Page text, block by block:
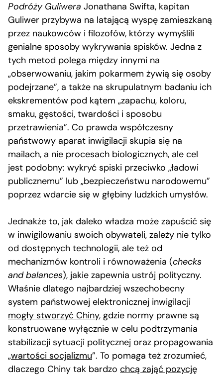
Podróży Guliwera Jonathana Swifta, kapitan
Guliwer przybywa na latającą wyspę zamieszkaną
przez naukowców i filozofów, którzy wymyślili
genialne sposoby wykrywania spisków. Jedna z
tych metod polega między innymi na
„obserwowaniu, jakim pokarmem żywią się osoby
podejrzane”, a także na skrupulatnym badaniu ich
ekskrementów pod kątem „zapachu, koloru,
smaku, gęstości, twardości i sposobu
przetrawienia”. Co prawda współczesny
państwowy aparat inwigilacji skupia się na
mailach, a nie procesach biologicznych, ale cel
jest podobny: wykryć spiski przeciwko „ładowi
publicznemu” lub „bezpieczeństwu narodowemu”
poprzez wdarcie się w głębiny ludzkich umysłów.
Jednakże to, jak daleko władza może zapuścić się
w inwigilowaniu swoich obywateli, zależy nie tylko
od dostępnych technologii, ale też od
mechanizmów kontroli i równoważenia (checks
and balances), jakie zapewnia ustrój polityczny.
Właśnie dlatego najbardziej wszechobecny
system państwowej elektronicznej inwigilacji
mogły stworzyć Chiny, gdzie normy prawne są
konstruowane wyłącznie w celu podtrzymania
stabilizacji sytuacji politycznej oraz propagowania
„wartości socjalizmu”. To pomaga też zrozumieć,
dlaczego Chiny tak bardzo chcą zająć pozycję